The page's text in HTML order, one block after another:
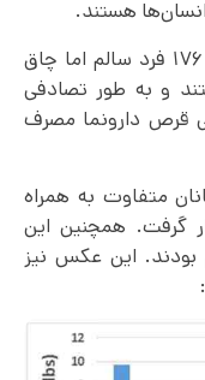
هستند.
در بزرگترین مطالعه انجام شده بر روی ۱۷۶ فرد سالم اما چاق
و به طور تصادفی
قرص دارونما مصرف
متفاوت به همراه
گرفت. همچنین این
بودند. این عکس نیز